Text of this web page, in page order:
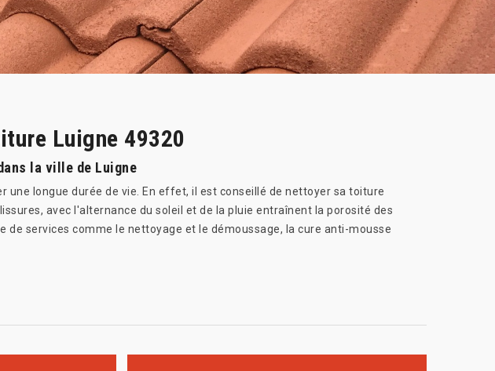
Luigne 49320
la ville de Luigne
longue durée de vie. En effet, il est conseillé de nettoyer sa toiture
avec l'alternance du soleil et de la pluie entraînent la porosité des
services comme le nettoyage et le démoussage, la cure anti-mousse